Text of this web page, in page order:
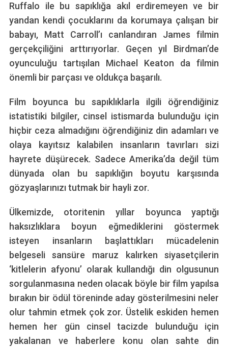
Ruffalo ile bu sapıklığa akıl erdiremeyen ve bir
yandan kendi çocuklarını da korumaya çalışan bir
babayı, Matt Carroll’ı canlandıran James filmin
gerçekçiliğini arttırıyorlar. Geçen yıl Birdman’de
oyunculuğu tartışılan Michael Keaton da filmin
önemli bir parçası ve oldukça başarılı.
Film boyunca bu sapıklıklarla ilgili öğrendiğiniz
istatistiki bilgiler, cinsel istismarda bulunduğu için
hiçbir ceza almadığını öğrendiğiniz din adamları ve
olaya kayıtsız kalabilen insanların tavırları sizi
hayrete düşürecek. Sadece Amerika’da değil tüm
dünyada olan bu sapıklığın boyutu karşısında
gözyaşlarınızı tutmak bir hayli zor.
Ülkemizde, otoritenin yıllar boyunca yaptığı
haksızlıklara boyun eğmediklerini göstermek
isteyen insanların başlattıkları mücadelenin
belgeseli sansüre maruz kalırken siyasetçilerin
‘kitlelerin afyonu’ olarak kullandığı din olgusunun
sorgulanmasına neden olacak böyle bir film yapılsa
bırakın bir ödül töreninde aday gösterilmesini neler
olur tahmin etmek çok zor. Üstelik eskiden hemen
hemen her gün cinsel tacizde bulunduğu için
yakalanan ve haberlere konu olan sahte din